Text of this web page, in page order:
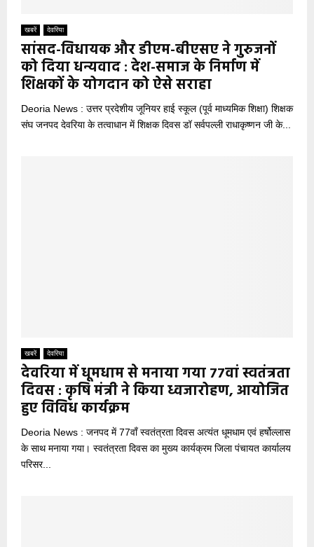
खबरें देवरिया
सांसद-विधायक और डीएम-बीएसए ने गुरुजनों
को दिया धन्यवाद : देश-समाज के निर्माण में
शिक्षकों के योगदान को ऐसे सराहा
Deoria News : उत्तर प्रदेशीय जूनियर हाई स्कूल (पूर्व माध्यमिक शिक्षा) शिक्षक
संघ जनपद देवरिया के तत्वाधान में शिक्षक दिवस डॉ सर्वपल्ली राधाकृष्णन जी के...
खबरें देवरिया
देवरिया में धूमधाम से मनाया गया 77वां स्वतंत्रता
दिवस : कृषि मंत्री ने किया ध्वजारोहण, आयोजित
हुए विविध कार्यक्रम
Deoria News : जनपद में 77वाँ स्वतंत्रता दिवस अत्यंत धूमधाम एवं हर्षोल्लास
के साथ मनाया गया। स्वतंत्रता दिवस का मुख्य कार्यक्रम जिला पंचायत कार्यालय
परिसर...